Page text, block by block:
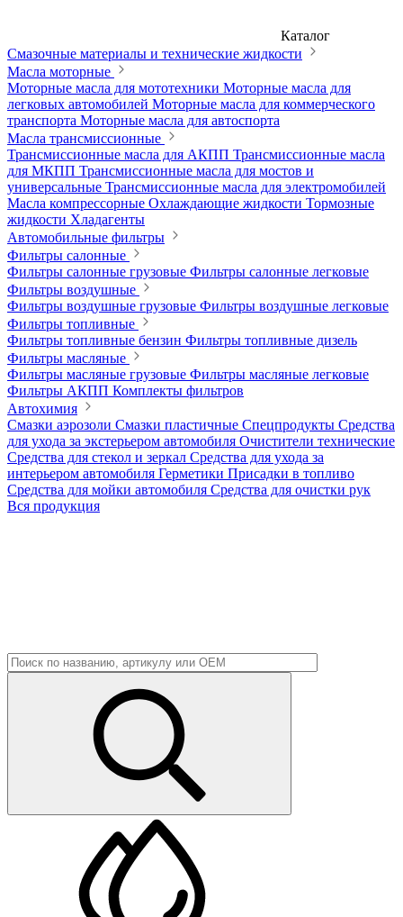
Каталог
Смазочные материалы и технические жидкости
Масла моторные
Моторные масла для мототехники Моторные масла для
легковых автомобилей Моторные масла для коммерческого
транспорта Моторные масла для автоспорта
Масла трансмиссионные
Трансмиссионные масла для АКПП Трансмиссионные масла
для МКПП Трансмиссионные масла для мостов и
универсальные Трансмиссионные масла для электромобилей
Масла компрессорные Охлаждающие жидкости Тормозные
жидкости Хладагенты
Автомобильные фильтры
Фильтры салонные
Фильтры салонные грузовые Фильтры салонные легковые
Фильтры воздушные
Фильтры воздушные грузовые Фильтры воздушные легковые
Фильтры топливные
Фильтры топливные бензин Фильтры топливные дизель
Фильтры масляные
Фильтры масляные грузовые Фильтры масляные легковые
Фильтры АКПП Комплекты фильтров
Автохимия
Смазки аэрозоли Смазки пластичные Спецпродукты Средства
для ухода за экстерьером автомобиля Очистители технические
Средства для стекол и зеркал Средства для ухода за
интерьером автомобиля Герметики Присадки в топливо
Средства для мойки автомобиля Средства для очистки рук
Вся продукция